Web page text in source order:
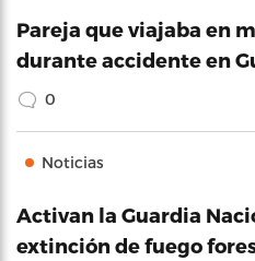
Pareja que viajaba en
durante accidente en
0
Noticias
Activan la Guardia
extinción de fuego